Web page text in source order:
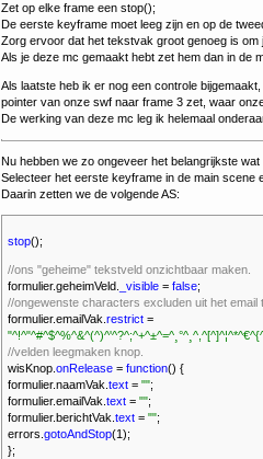
Zet op elke frame een stop();
De eerste keyframe moet leeg zijn en op de
Zorg ervoor dat het tekstvak groot genoeg is om
Als je deze mc gemaakt hebt zet hem dan in de
Als laatste heb ik er nog een controle
pointer van onze swf naar frame 3 zet, waar
De werking van deze mc leg ik helemaal
Nu hebben we zo ongeveer het belangrijkste
Selecteer het eerste keyframe in de main scene
Daarin zetten we de volgende AS:
stop();
//ons "geheime" tekstveld onzichtbaar maken.
formulier.geheimVeld.
_visible = false;
//ongewenste characters excluden uit het email
formulier.emailVak. restrict =
//velden leegmaken knop.
wisKnop. onRelease = function() {
formulier.naamVak. text = "";
formulier.emailVak. text = "";
formulier.berichtVak. text = "";
errors. gotoAndStop(1);
};